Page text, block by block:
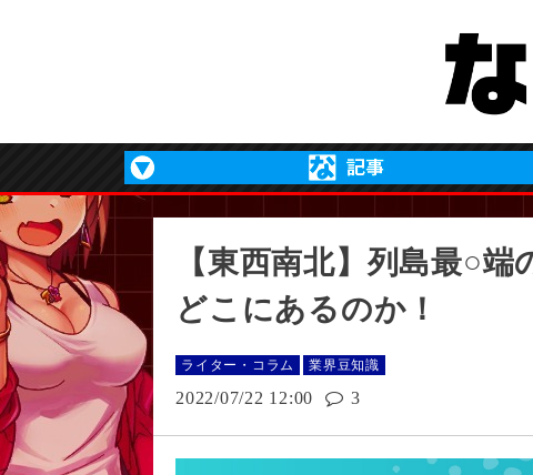
【東西南北】列島最○
どこにあるのか！
ライター・コラム 業界豆知識
2022/07/22 12:00 3